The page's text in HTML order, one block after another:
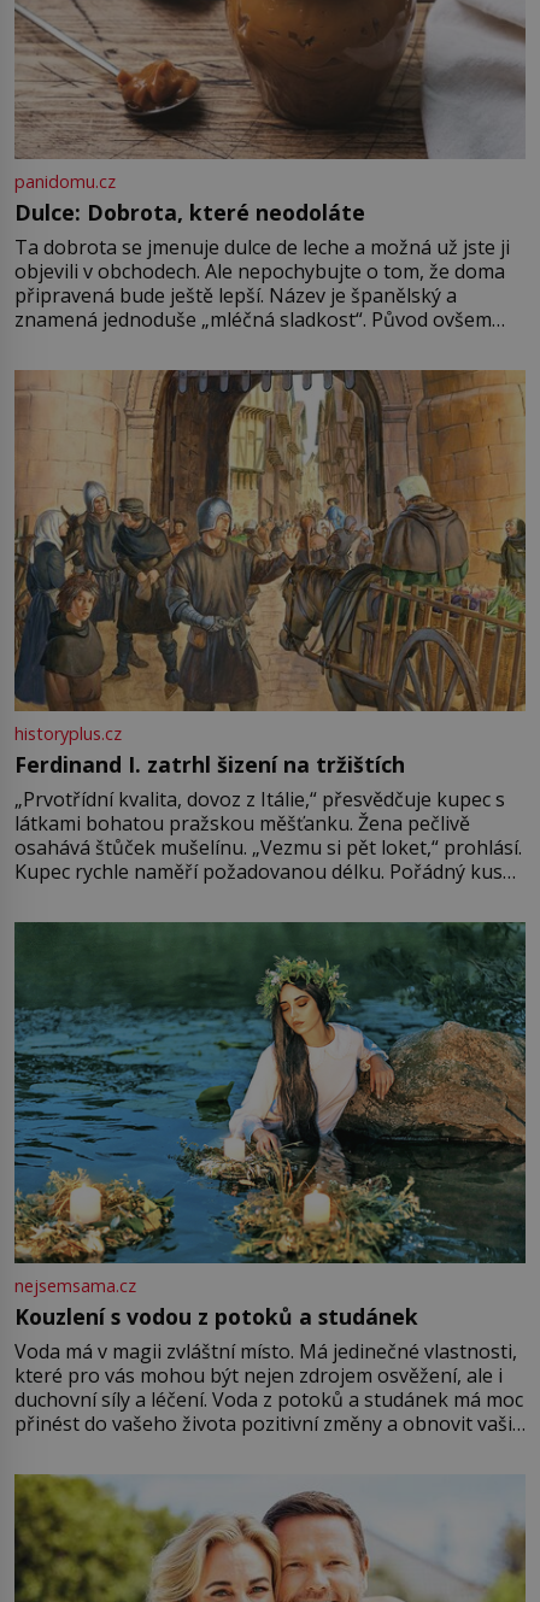
panidomu.cz
Dulce: Dobrota, které neodoláte
Ta dobrota se jmenuje dulce de leche a možná už jste ji
objevili v obchodech. Ale nepochybujte o tom, že doma
připravená bude ještě lepší. Název je španělský a
znamená jednoduše „mléčná sladkost“. Původ ovšem
pře hned několik latinskoamerických zemí a k tomu
Francie, kde se traduje,
historyplus.cz
Ferdinand I. zatrhl šizení na tržištích
„Prvotřídní kvalita, dovoz z Itálie,“ přesvědčuje kupec s
látkami bohatou pražskou měšťanku. Žena pečlivě
osahává štůček mušelínu. „Vezmu si pět loket,“ prohlásí.
Kupec rychle naměří požadovanou délku. Pořádný kus
milostpaní. Stačí jenom na sukni,“ zhodnotí švadlena
množství růžového mušelínu. „Ošidili vás, podívejte.“
nejsemsama.cz
Kouzlení s vodou z potoků a studánek
Voda má v magii zvláštní místo. Má jedinečné vlastnosti,
které pro vás mohou být nejen zdrojem osvěžení, ale i
duchovní síly a léčení. Voda z potoků a studánek má moc
přinést do vašeho života pozitivní změny a obnovit vaši
můžete obohatit své rituály a přinést do svého života
větší harmonii a klid. Je důležité